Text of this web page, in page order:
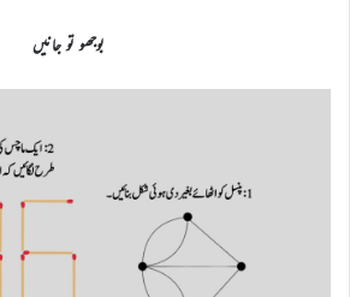
بوجھو تو جانیں